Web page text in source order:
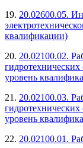
19. 20.02600.05.
квалификации)
20. 20.02100.02.
уровень
21. 20.02100.03.
уровень
22. 20.02100.01.